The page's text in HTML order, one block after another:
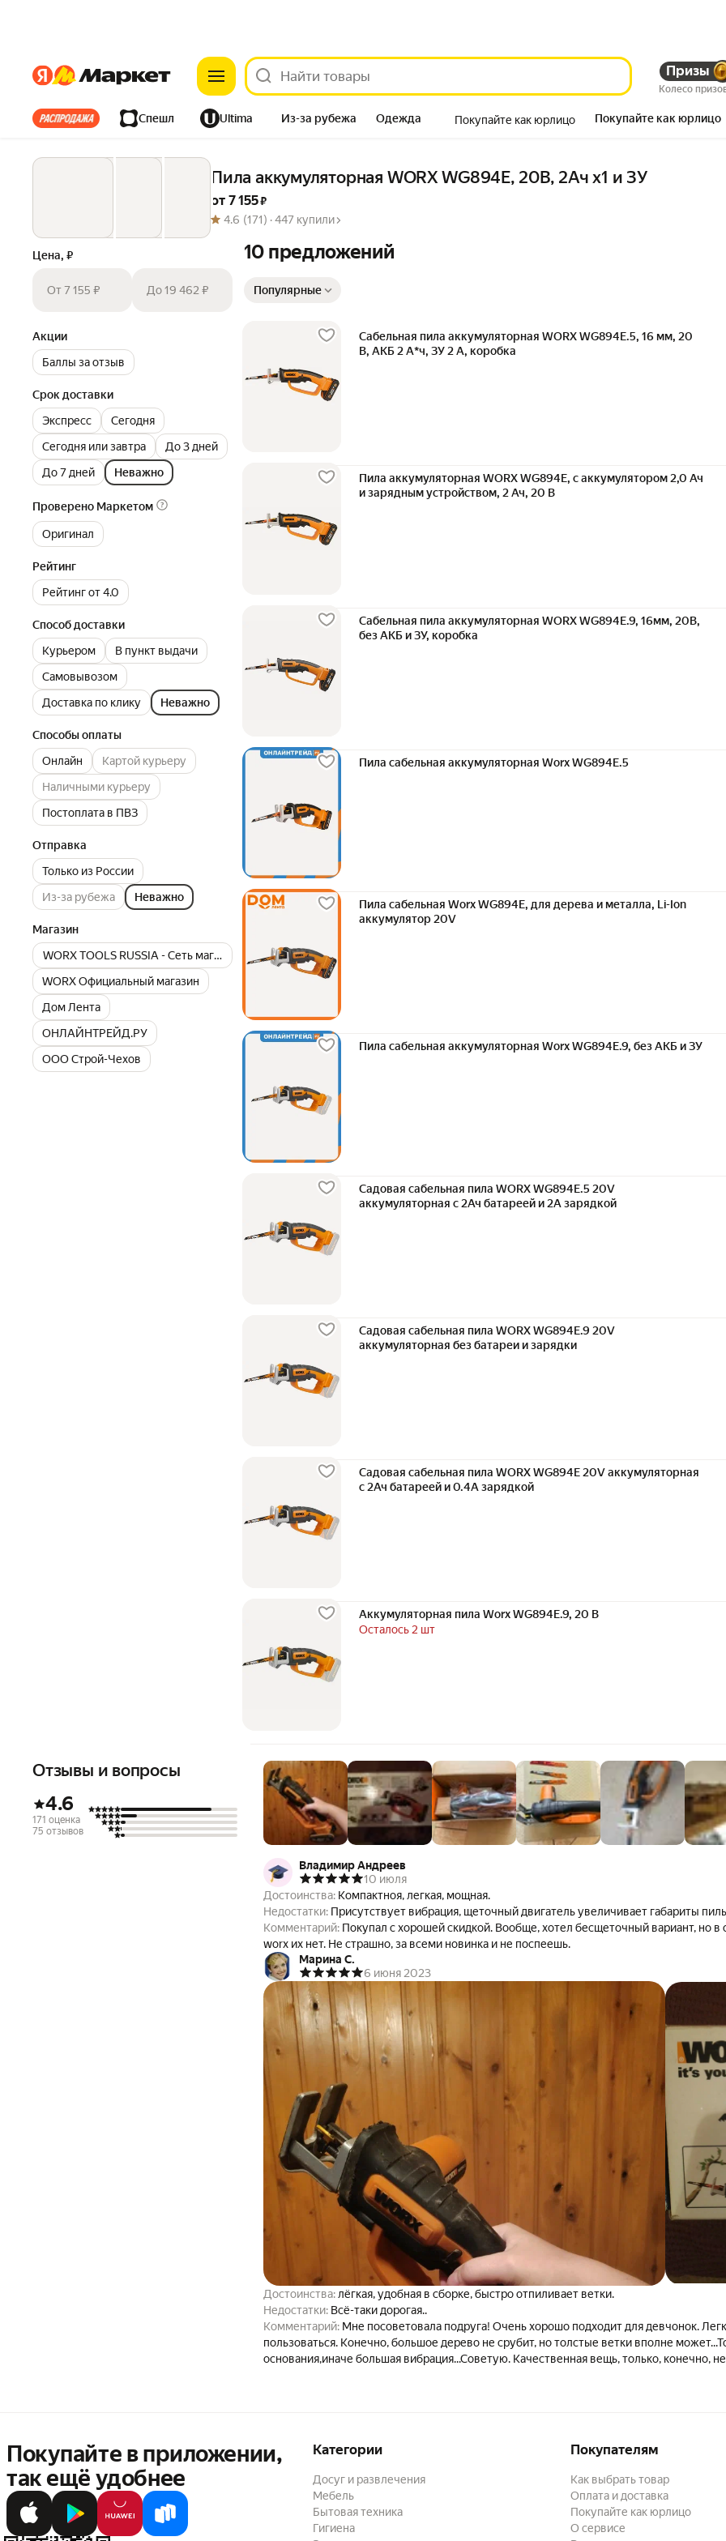
ЯндексЯндекс Призы
Колесо
Все хиты Спешл Ultima Из-за рубежа Одежда
Дом Ремонт Детям Красота
Покупайте как юрлицо Покупайте как юрлицо
Пила аккумуляторная WORX WG894E, 20В, 2Ач х1 и ЗУ
от 7 155 ₽
4.6 (171) ·447 купили
Цена, ₽
От 7 155 ₽ До 19 462 ₽
Акции
Баллы за отзыв
Срок доставки
Экспресс
Сегодня
Сегодня или завтра
До 3 дней
До 7 дней
Неважно
Проверено Маркетом
Оригинал
Рейтинг
Рейтинг от 4.0
Способ доставки
Курьером
В пункт выдачи
Самовывозом
Доставка по клику
Неважно
Способы оплаты
Онлайн
Картой курьеру
Наличными курьеру
Постоплата в ПВЗ
Отправка
Только из России
Из-за рубежа
Неважно
Магазин
WORX TOOLS RUSSIA - Сеть магазинов
WORX Официальный магазин
Дом Лента
ОНЛАЙНТРЕЙД.РУ
ООО Строй-Чехов
10 предложений
Популярные
Сабельная пила аккумуляторная WORX WG894E.5, 16 мм, 20
В, АКБ 2 А*ч, ЗУ 2 А, коробка
Пила аккумуляторная WORX WG894E, с аккумулятором 2,0 Ач
и зарядным устройством, 2 Ач, 20 В
Сабельная пила аккумуляторная WORX WG894E.9, 16мм, 20В,
без АКБ и ЗУ, коробка
Пила сабельная аккумуляторная Worx WG894E.5
Пила сабельная Worx WG894E, для дерева и металла, Li-Ion
аккумулятор 20V
Пила сабельная аккумуляторная Worx WG894E.9, без АКБ и ЗУ
Садовая сабельная пила WORX WG894E.5 20V
аккумуляторная с 2Ач батареей и 2А зарядкой
Садовая сабельная пила WORX WG894E.9 20V
аккумуляторная без батареи и зарядки
Садовая сабельная пила WORX WG894E 20V аккумуляторная
с 2Ач батареей и 0.4А зарядкой
Аккумуляторная пила Worx WG894E.9, 20 В
Осталось 2 шт
Отзывы и вопросы
4.6
171 оценка
75 отзывов
Владимир Андреев
10 июля
Достоинства: Компактноя, легкая, мощная.
Недостатки: Присутствует вибрация, щеточный двигатель увеличивает габариты
Комментарий: Покупал с хорошей скидкой. Вообще, хотел бесщеточный вариант, но
worx их нет. Не страшно, за всеми новинка и не поспеешь.
Марина С.
6 июня 2023
Достоинства:
лёгкая, удобная в сборке, быстро отпиливает ветки.
Недостатки: Всё-таки дорогая..
Комментарий: Мне посоветовала подруга! Очень хорошо подходит для девчонок.
пользоваться. Конечно, большое дерево не срубит, но толстые ветки вполне
основания,иначе большая вибрация...Советую. Качественная вещь, только, конечно,
Покупайте в приложении,
так ещё удобнее
Категории
Досуг и развлечения
Мебель
Бытовая техника
Гигиена
Покупателям
Как выбрать товар
Оплата и доставка
Покупайте как юрлицо
О сервисе